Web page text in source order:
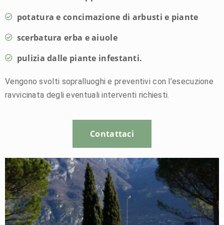
potatura e concimazione di arbusti e piante
scerbatura erba e aiuole
pulizia dalle piante infestanti.
Vengono svolti sopralluoghi e preventivi con l’esecuzione
ravvicinata degli eventuali interventi richiesti.
Contattaci